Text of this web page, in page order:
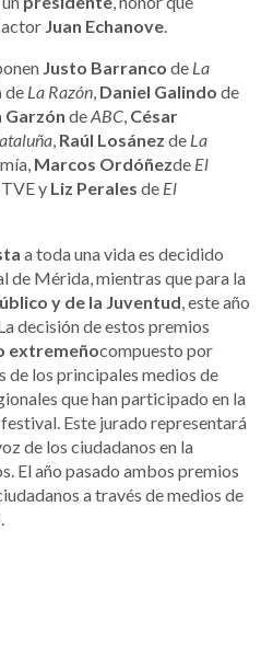
actor Juan Echanove.
Justo Barranco de La
de La Razón, Daniel Galindo de
Garzón deABC, César
, Raúl Losánez de La
Marcos Ordóñezde El
y Liz Perales de El
a toda una vida es decidido
de Mérida, mientras que para la
y de la Juventud, este año
decisión de estos premios
extremeñocompuesto por
los principales medios de
que han participado en la
Este jurado representará
de los ciudadanos en la
El año pasado ambos premios
a través de medios de